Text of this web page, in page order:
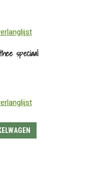
speciaal
€6.50.